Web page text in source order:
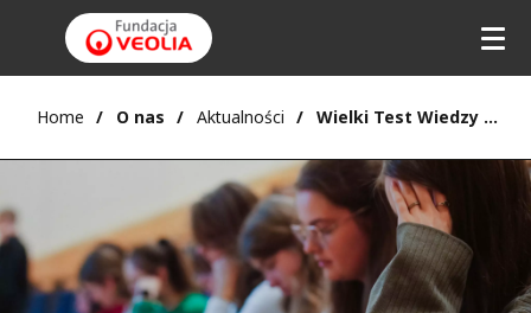
Home O nas Aktualności Wielki Test Wiedzy o Klimacie 2024